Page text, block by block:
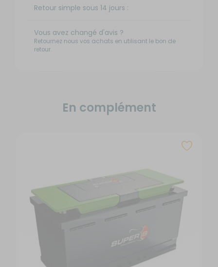
Retour simple sous 14 jours :
Vous avez changé d'avis ?
Retournez nous vos achats en utilisant le bon de
retour.
En complément